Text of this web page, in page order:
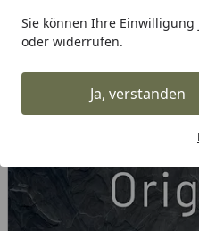
Sie können Ihre
oder widerrufen.
Ja, verstanden
Weber WOK-RING